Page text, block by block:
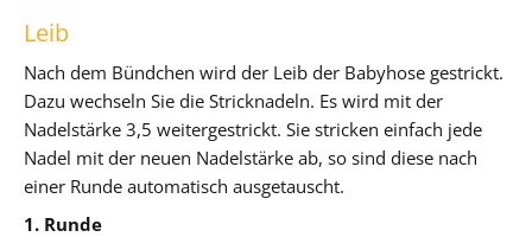
Leib
Nach dem Bündchen wird der Leib der Babyhose gestrickt.
Dazu wechseln Sie die Stricknadeln. Es wird mit der
Nadelstärke 3,5 weitergestrickt. Sie stricken einfach jede
Nadel mit der neuen Nadelstärke ab, so sind diese nach
einer Runde automatisch ausgetauscht.
1. Runde